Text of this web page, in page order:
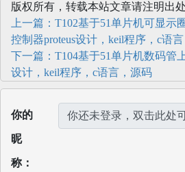
版权所有，转载本站文章请注明出
上一篇：T102基于51单片机可显示
控制器proteus设计，keil程序，c语
下一篇：T104基于51单片机数码管
设计，keil程序，c语言，源码
你的
昵
称：